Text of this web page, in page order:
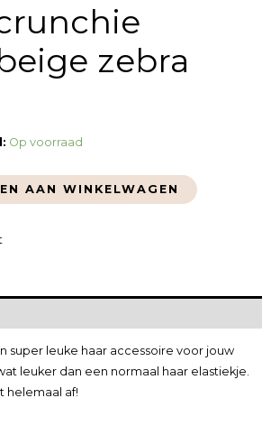
zebra
Op voorraad
AAN WINKELWAGEN
super leuke haar accessoire voor jouw
leuker dan een normaal haar elastiekje.
helemaal af!